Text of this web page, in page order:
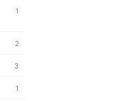
1
2
3
1